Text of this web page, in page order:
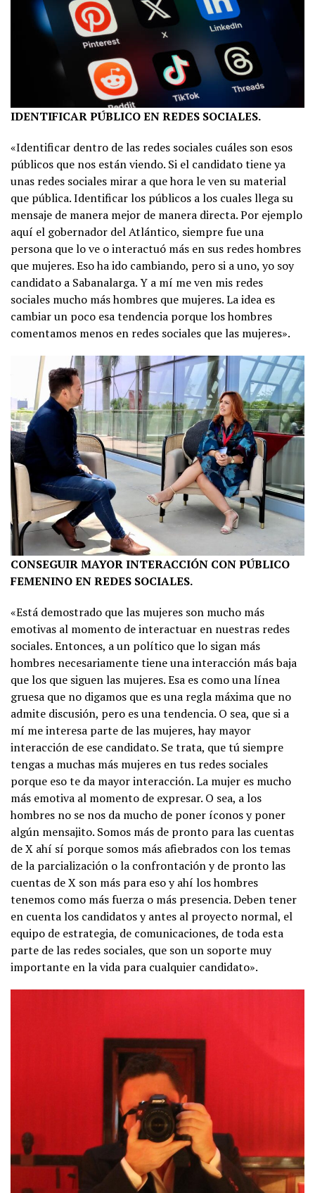
IDENTIFICAR PÚBLICO EN REDES SOCIALES.
«Identificar dentro de las redes sociales cuáles son esos
públicos que nos están viendo. Si el candidato tiene ya
unas redes sociales mirar a que hora le ven su material
que pública. Identificar los públicos a los cuales llega su
mensaje de manera mejor de manera directa. Por ejemplo
aquí el gobernador del Atlántico, siempre fue una
persona que lo ve o interactuó más en sus redes hombres
que mujeres. Eso ha ido cambiando, pero si a uno, yo soy
candidato a Sabanalarga. Y a mí me ven mis redes
sociales mucho más hombres que mujeres. La idea es
cambiar un poco esa tendencia porque los hombres
comentamos menos en redes sociales que las mujeres».
CONSEGUIR MAYOR INTERACCIÓN CON PÚBLICO
FEMENINO EN REDES SOCIALES.
«Está demostrado que las mujeres son mucho más
emotivas al momento de interactuar en nuestras redes
sociales. Entonces, a un político que lo sigan más
hombres necesariamente tiene una interacción más baja
que los que siguen las mujeres. Esa es como una línea
gruesa que no digamos que es una regla máxima que no
admite discusión, pero es una tendencia. O sea, que si a
mí me interesa parte de las mujeres, hay mayor
interacción de ese candidato. Se trata, que tú siempre
tengas a muchas más mujeres en tus redes sociales
porque eso te da mayor interacción. La mujer es mucho
más emotiva al momento de expresar. O sea, a los
hombres no se nos da mucho de poner íconos y poner
algún mensajito. Somos más de pronto para las cuentas
de X ahí sí porque somos más afiebrados con los temas
de la parcialización o la confrontación y de pronto las
cuentas de X son más para eso y ahí los hombres
tenemos como más fuerza o más presencia. Deben tener
en cuenta los candidatos y antes al proyecto normal, el
equipo de estrategia, de comunicaciones, de toda esta
parte de las redes sociales, que son un soporte muy
importante en la vida para cualquier candidato».